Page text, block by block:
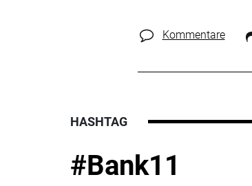
Kommentare
HASHTAG
#Bank11